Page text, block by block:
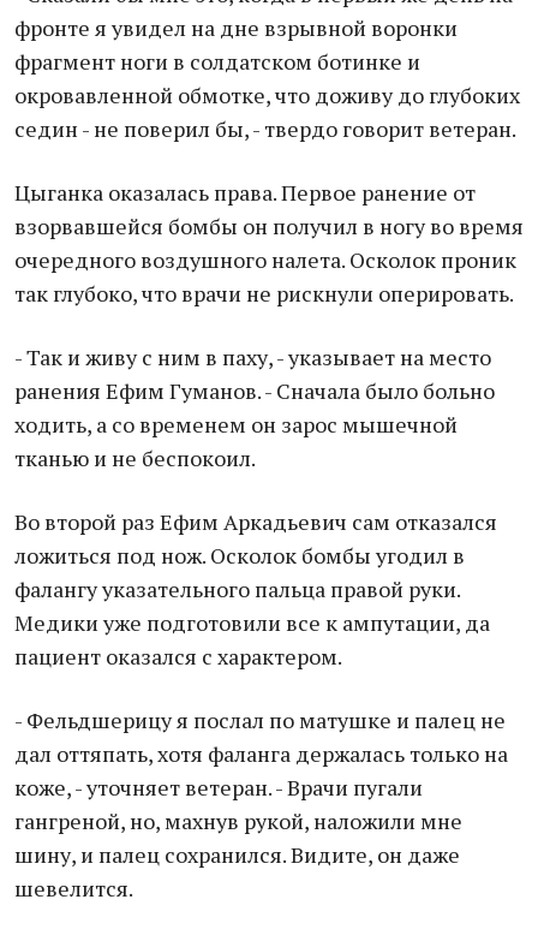
фронте я увидел на дне взрывной воронки
фрагмент ноги в солдатском ботинке и
окровавленной обмотке, что доживу до глубоких
седин - не поверил бы, - твердо говорит ветеран.
Цыганка оказалась права. Первое ранение от
взорвавшейся бомбы он получил в ногу во время
очередного воздушного налета. Осколок проник
так глубоко, что врачи не рискнули оперировать.
- Так и живу с ним в паху, - указывает на место
ранения Ефим Гуманов. - Сначала было больно
ходить, а со временем он зарос мышечной
тканью и не беспокоил.
Во второй раз Ефим Аркадьевич сам отказался
ложиться под нож. Осколок бомбы угодил в
фалангу указательного пальца правой руки.
Медики уже подготовили все к ампутации, да
пациент оказался с характером.
- Фельдшерицу я послал по матушке и палец не
дал оттяпать, хотя фаланга держалась только на
коже, - уточняет ветеран. - Врачи пугали
гангреной, но, махнув рукой, наложили мне
шину, и палец сохранился. Видите, он даже
шевелится.